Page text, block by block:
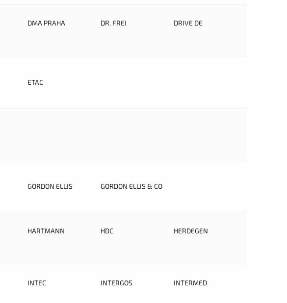
DMA PRAHA DR. FREI
DRIVE DE
ETAC
GORDON ELLIS GORDON ELLIS & CO
HARTMANN HDC
HERDEGEN
INTEC INTERGOS
INTERMED